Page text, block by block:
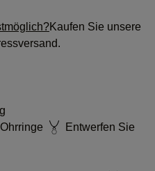
Kaufen Sie unsere
Entwerfen Sie